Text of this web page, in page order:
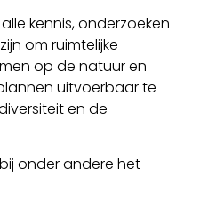
kennis, onderzoeken
om ruimtelijke
op de natuur en
uitvoerbaar te
en de
onder andere het